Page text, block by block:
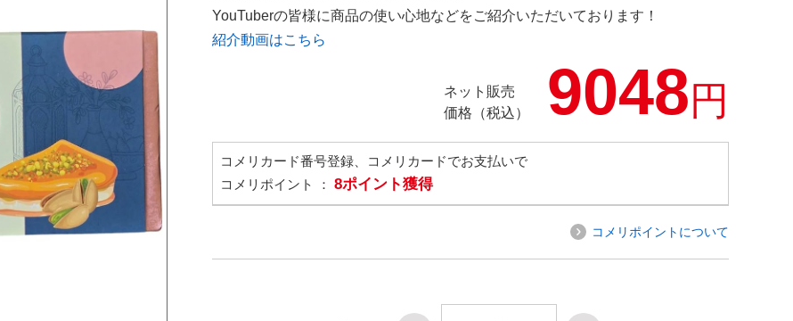
YouTuberの皆様に商品の使い心地などをご紹介いただいております！
紹介動画はこちら
ネット販売
価格（税込）
9048円
コメリカード番号登録、コメリカードでお支払いで
コメリポイント ： 8ポイント獲得
コメリポイントについて